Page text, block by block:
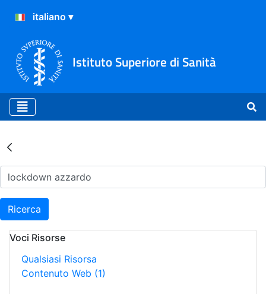
Istituto Superiore di Sanità
Risultati della Ricerca -
Ricerca
Voci Risorse
Qualsiasi Risorsa
Contenuto Web (1)